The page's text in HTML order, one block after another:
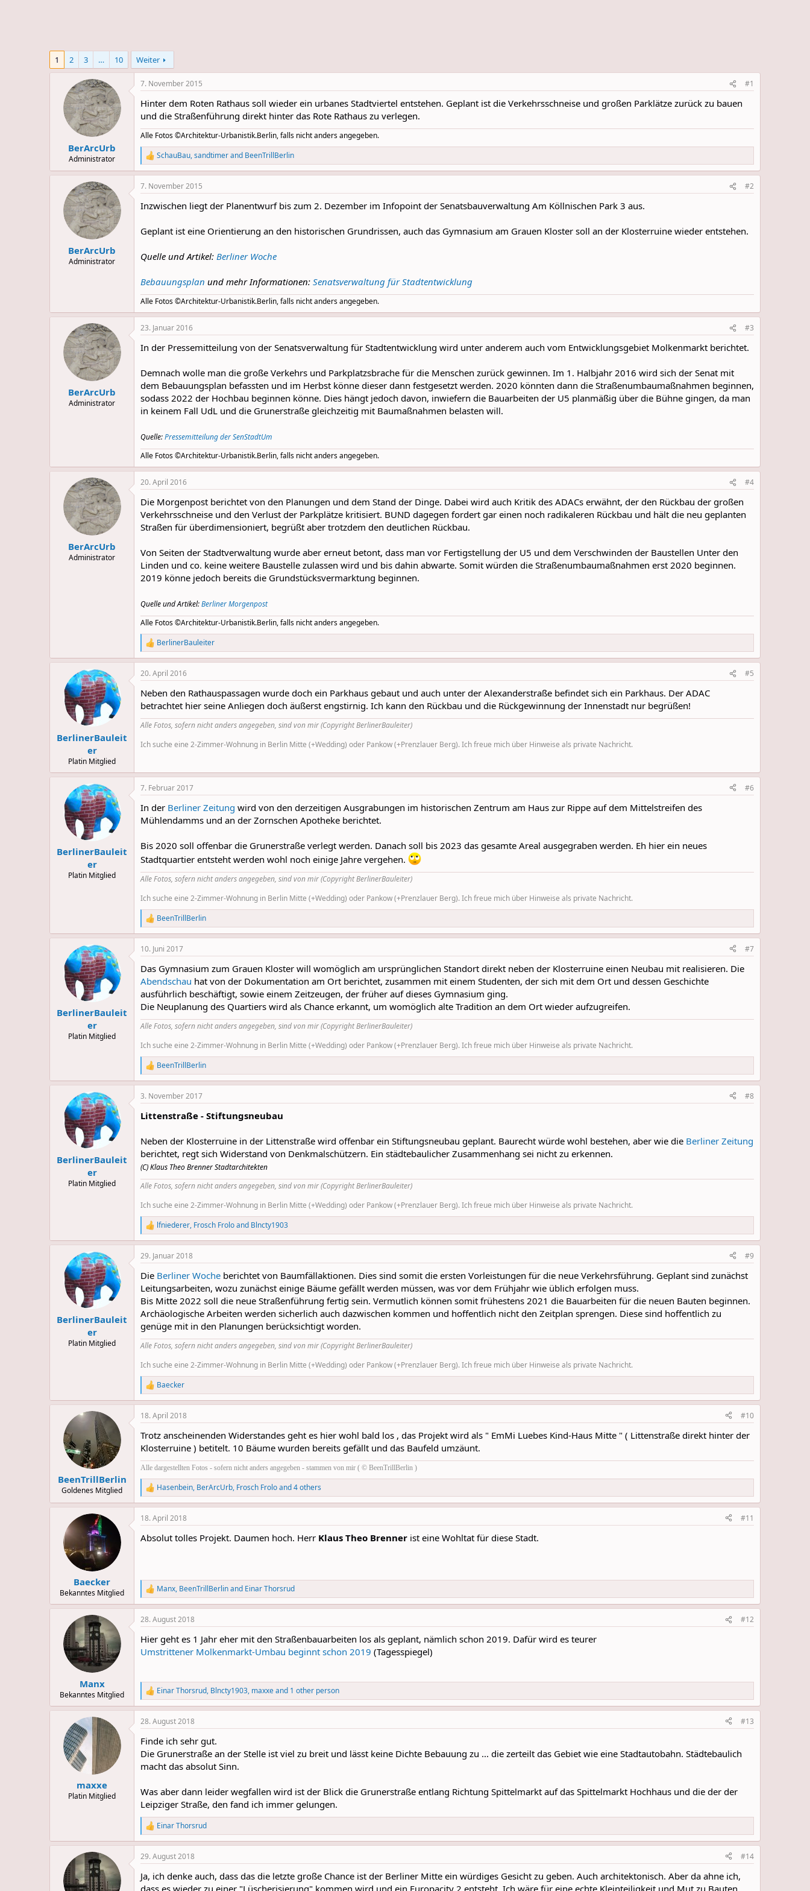
1 2 3 … 10 Weiter
BerArcUrb
Administrator
7. November 2015 #1
Hinter dem Roten Rathaus soll wieder ein urbanes Stadtviertel entstehen. Geplant ist die Verkehrsschneise und großen Parklätze zurück zu bauen
und die Straßenführung direkt hinter das Rote Rathaus zu verlegen.
Alle Fotos ©Architektur-Urbanistik.Berlin, falls nicht anders angegeben.
R
e
a
c
i
n
s
SchauBau,sandtimerand BeenTrillBerlin
BerArcUrb
Administrator
7. November 2015 #2
Inzwischen liegt der Planentwurf bis zum 2. Dezember im Infopoint der Senatsbauverwaltung Am Köllnischen Park 3 aus.
Geplant ist eine Orientierung an den historischen Grundrissen, auch das Gymnasium am Grauen Kloster soll an der Klosterruine wieder entstehen.
Quelle und Artikel: Berliner Woche
Bebauungsplan und mehr Informationen: Senatsverwaltung für Stadtentwicklung
Alle Fotos ©Architektur-Urbanistik.Berlin, falls nicht anders angegeben.
BerArcUrb
Administrator
23. Januar 2016 #3
In der Pressemitteilung von der Senatsverwaltung für Stadtentwicklung wird unter anderem auch vom Entwicklungsgebiet Molkenmarkt berichtet.
Demnach wolle man die große Verkehrs und Parkplatzsbrache für die Menschen zurück gewinnen. Im 1. Halbjahr 2016 wird sich der Senat mit
dem Bebauungsplan befassten und im Herbst könne dieser dann festgesetzt werden. 2020 könnten dann die Straßenumbaumaßnahmen beginnen,
sodass 2022 der Hochbau beginnen könne. Dies hängt jedoch davon, inwiefern die Bauarbeiten der U5 planmäßig über die Bühne gingen, da man
in keinem Fall UdL und die Grunerstraße gleichzeitig mit Baumaßnahmen belasten will.
Quelle:Pressemitteilung der SenStadtUm
Alle Fotos ©Architektur-Urbanistik.Berlin, falls nicht anders angegeben.
BerArcUrb
Administrator
20. April 2016 #4
Die Morgenpost berichtet von den Planungen und dem Stand der Dinge. Dabei wird auch Kritik des ADACs erwähnt, der den Rückbau der großen
Verkehrsschneise und den Verlust der Parkplätze kritisiert. BUND dagegen fordert gar einen noch radikaleren Rückbau und hält die neu geplanten
Straßen für überdimensioniert, begrüßt aber trotzdem den deutlichen Rückbau.
Von Seiten der Stadtverwaltung wurde aber erneut betont, dass man vor Fertigstellung der U5 und dem Verschwinden der Baustellen Unter den
Linden und co. keine weitere Baustelle zulassen wird und bis dahin abwarte. Somit würden die Straßenumbaumaßnahmen erst 2020 beginnen.
2019 könne jedoch bereits die Grundstücksvermarktung beginnen.
Quelle und Artikel:Berliner Morgenpost
Alle Fotos ©Architektur-Urbanistik.Berlin, falls nicht anders angegeben.
R
e
a
c
i
o
s
BerlinerBauleiter
BerlinerBauleit
er
Platin Mitglied
20. April 2016 #5
Neben den Rathauspassagen wurde doch ein Parkhaus gebaut und auch unter der Alexanderstraße befindet sich ein Parkhaus. Der ADAC
betrachtet hier seine Anliegen doch äußerst engstirnig. Ich kann den Rückbau und die Rückgewinnung der Innenstadt nur begrüßen!
Alle Fotos, sofern nicht anders angegeben, sind von mir (Copyright BerlinerBauleiter)
Ich suche eine 2-Zimmer-Wohnung in Berlin Mitte (+Wedding) oder Pankow (+Prenzlauer Berg). Ich freue mich über Hinweise als private Nachricht.
BerlinerBauleit
er
Platin Mitglied
7. Februar 2017 #6
In der Berliner Zeitung wird von den derzeitigen Ausgrabungen im historischen Zentrum am Haus zur Rippe auf dem Mittelstreifen des
Mühlendamms und an der Zornschen Apotheke berichtet.
Bis 2020 soll offenbar die Grunerstraße verlegt werden. Danach soll bis 2023 das gesamte Areal ausgegraben werden. Eh hier ein neues
Stadtquartier entsteht werden wohl noch einige Jahre vergehen.
Alle Fotos, sofern nicht anders angegeben, sind von mir (Copyright BerlinerBauleiter)
Ich suche eine 2-Zimmer-Wohnung in Berlin Mitte (+Wedding) oder Pankow (+Prenzlauer Berg). Ich freue mich über Hinweise als private Nachricht.
R
e
a
c
i
o
s
:
BeenTrillBerlin
BerlinerBauleit
er
Platin Mitglied
10. Juni 2017 #7
Das Gymnasium zum Grauen Kloster will womöglich am ursprünglichen Standort direkt neben der Klosterruine einen Neubau mit realisieren. Die
Abendschau hat von der Dokumentation am Ort berichtet, zusammen mit einem Studenten, der sich mit dem Ort und dessen Geschichte
ausführlich beschäftigt, sowie einem Zeitzeugen, der früher auf dieses Gymnasium ging.
Die Neuplanung des Quartiers wird als Chance erkannt, um womöglich alte Tradition an dem Ort wieder aufzugreifen.
Alle Fotos, sofern nicht anders angegeben, sind von mir (Copyright BerlinerBauleiter)
Ich suche eine 2-Zimmer-Wohnung in Berlin Mitte (+Wedding) oder Pankow (+Prenzlauer Berg). Ich freue mich über Hinweise als private Nachricht.
R
e
a
c
i
n
s
:
BeenTrillBerlin
BerlinerBauleit
er
Platin Mitglied
3. November 2017 #8
Littenstraße - Stiftungsneubau
Neben der Klosterruine in der Littenstraße wird offenbar ein Stiftungsneubau geplant. Baurecht würde wohl bestehen, aber wie die Berliner Zeitung
berichtet, regt sich Widerstand von Denkmalschützern. Ein städtebaulicher Zusammenhang sei nicht zu erkennen.
(C) Klaus Theo Brenner Stadtarchitekten
Alle Fotos, sofern nicht anders angegeben, sind von mir (Copyright BerlinerBauleiter)
Ich suche eine 2-Zimmer-Wohnung in Berlin Mitte (+Wedding) oder Pankow (+Prenzlauer Berg). Ich freue mich über Hinweise als private Nachricht.
R
e
a
c
i
o
n
s
:
lfniederer, Frosch Froloand Blncty1903
BerlinerBauleit
er
Platin Mitglied
29. Januar 2018 #9
Die Berliner Woche berichtet von Baumfällaktionen. Dies sind somit die ersten Vorleistungen für die neue Verkehrsführung. Geplant sind zunächst
Leitungsarbeiten, wozu zunächst einige Bäume gefällt werden müssen, was vor dem Frühjahr wie üblich erfolgen muss.
Bis Mitte 2022 soll die neue Straßenführung fertig sein. Vermutlich können somit frühestens 2021 die Bauarbeiten für die neuen Bauten beginnen.
Archäologische Arbeiten werden sicherlich auch dazwischen kommen und hoffentlich nicht den Zeitplan sprengen. Diese sind hoffentlich zu
genüge mit in den Planungen berücksichtigt worden.
Alle Fotos, sofern nicht anders angegeben, sind von mir (Copyright BerlinerBauleiter)
Ich suche eine 2-Zimmer-Wohnung in Berlin Mitte (+Wedding) oder Pankow (+Prenzlauer Berg). Ich freue mich über Hinweise als private Nachricht.
R
e
a
c
i
o
s
Baecker
BeenTrillBerlin
Goldenes Mitglied
18. April 2018 #10
Trotz anscheinenden Widerstandes geht es hier wohl bald los , das Projekt wird als " EmMi Luebes Kind-Haus Mitte " ( Littenstraße direkt hinter der
Klosterruine ) betitelt. 10 Bäume wurden bereits gefällt und das Baufeld umzäunt.
Alle dargestellten Fotos - sofern nicht anders angegeben - stammen von mir ( © BeenTrillBerlin )
R
e
a
c
i
:
Hasenbein, BerArcUrb, Frosch Froloand 4 others
Baecker
Bekanntes Mitglied
18. April 2018 #11
Absolut tolles Projekt. Daumen hoch. Herr Klaus Theo Brenner ist eine Wohltat für diese Stadt.
R
e
a
c
i
o
:
Manx, BeenTrillBerlinand Einar Thorsrud
Manx
Bekanntes Mitglied
28. August 2018 #12
Hier geht es 1 Jahr eher mit den Straßenbauarbeiten los als geplant, nämlich schon 2019. Dafür wird es teurer
Umstrittener Molkenmarkt-Umbau beginnt schon 2019 (Tagesspiegel)
R
e
a
c
i
o
s
Einar Thorsrud, Blncty1903, maxxeand 1 other person
maxxe
Platin Mitglied
28. August 2018 #13
Finde ich sehr gut.
Die Grunerstraße an der Stelle ist viel zu breit und lässt keine Dichte Bebauung zu ... die zerteilt das Gebiet wie eine Stadtautobahn. Städtebaulich
macht das absolut Sinn.
Was aber dann leider wegfallen wird ist der Blick die Grunerstraße entlang Richtung Spittelmarkt auf das Spittelmarkt Hochhaus und die der der
Leipziger Straße, den fand ich immer gelungen.
R
e
a
c
i
o
Einar Thorsrud
29. August 2018 #14
Ja, ich denke auch, dass das die letzte große Chance ist der Berliner Mitte ein würdiges Gesicht zu geben. Auch architektonisch. Aber da ahne ich,
dass es wieder zu einer "Lüscherisierung" kommen wird und ein Europacity 2 entsteht. Ich wäre für eine echte Kleinteiligkeit und Mut zu Bauten